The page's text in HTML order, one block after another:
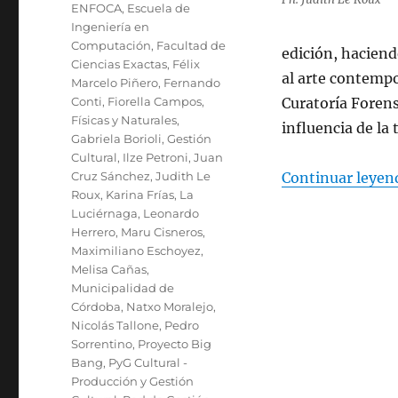
edición,
al arte
Curatoría
influencia de la
Continuar
ENFOCA, Escuela de
Ingeniería en
Computación, Facultad de
Ciencias Exactas, Félix
Marcelo Piñero, Fernando
Conti, Fiorella Campos,
Físicas y Naturales,
Gabriela Borioli,Gestión
Cultural, Ilze Petroni,Juan
Cruz Sánchez,Judith Le
Roux, Karina Frías, La
Luciérnaga, Leonardo
Herrero, Maru Cisneros,
Maximiliano Eschoyez,
Melisa Cañas,
Municipalidad de
Córdoba, Natxo Moralejo,
Nicolás Tallone, Pedro
Sorrentino, Proyecto Big
Bang, PyG Cultural -
Producción y Gestión